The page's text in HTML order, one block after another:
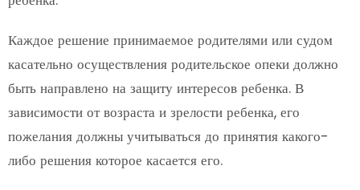
Каждое решение принимаемое родителями или судом
касательно осуществления родительское опеки должно
быть направлено на защиту интересов ребенка. В
зависимости от возраста и зрелости ребенка, его
пожелания должны учитываться до принятия какого-
либо решения которое касается его.